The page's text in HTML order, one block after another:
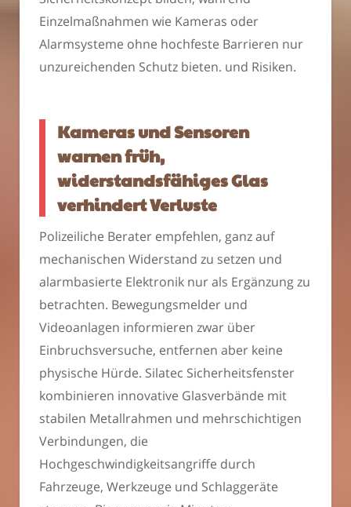
Einzelmaßnahmen wie Kameras oder
Alarmsysteme ohne hochfeste Barrieren nur
unzureichenden Schutz bieten. und Risiken.
Kameras und Sensoren
warnen früh,
widerstandsfähiges Glas
verhindert Verluste
Polizeiliche Berater empfehlen, ganz auf
mechanischen Widerstand zu setzen und
alarmbasierte Elektronik nur als Ergänzung zu
betrachten. Bewegungsmelder und
Videoanlagen informieren zwar über
Einbruchsversuche, entfernen aber keine
physische Hürde. Silatec Sicherheitsfenster
kombinieren innovative Glasverbände mit
stabilen Metallrahmen und mehrschichtigen
Verbindungen, die
Hochgeschwindigkeitsangriffe durch
Fahrzeuge, Werkzeuge und Schlaggeräte